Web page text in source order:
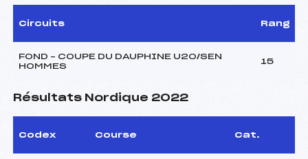
Circuits Rang
FOND – COUPE DU DAUPHINE U20/SEN
HOMMES
15
Résultats Nordique 2022
Codex Course Cat.